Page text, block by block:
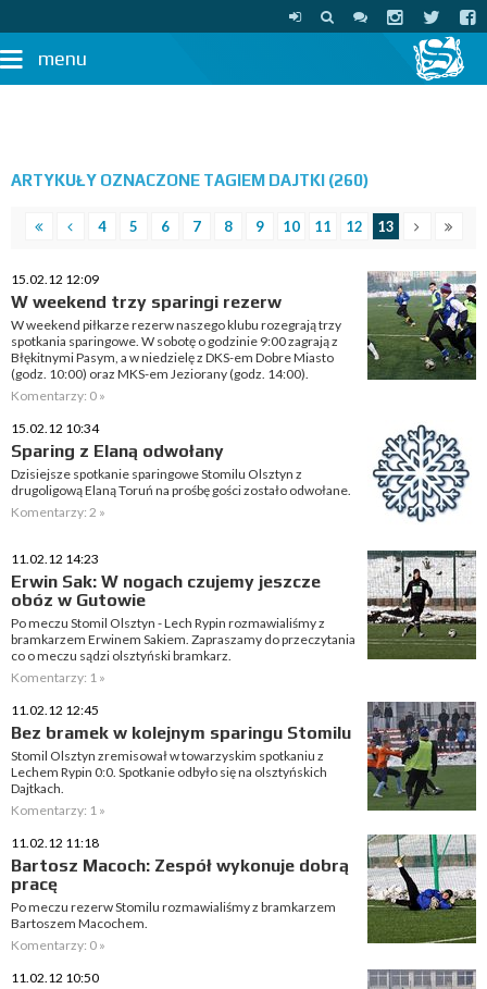
menu
ARTYKUŁY OZNACZONE TAGIEM DAJTKI (260)
4 5 6 7 8 9 10 11 12 13
15.02.12 12:09
W weekend trzy sparingi rezerw
W weekend piłkarze rezerw naszego klubu rozegrają trzy
spotkania sparingowe. W sobotę o godzinie 9:00 zagrają z
Błękitnymi Pasym, a w niedzielę z DKS-em Dobre Miasto
(godz. 10:00) oraz MKS-em Jeziorany (godz. 14:00).
Komentarzy: 0 »
15.02.12 10:34
Sparing z Elaną odwołany
Dzisiejsze spotkanie sparingowe Stomilu Olsztyn z
drugoligową Elaną Toruń na prośbę gości zostało odwołane.
Komentarzy: 2 »
11.02.12 14:23
Erwin Sak: W nogach czujemy jeszcze
obóz w Gutowie
Po meczu Stomil Olsztyn - Lech Rypin rozmawialiśmy z
bramkarzem Erwinem Sakiem. Zapraszamy do przeczytania
co o meczu sądzi olsztyński bramkarz.
Komentarzy: 1 »
11.02.12 12:45
Bez bramek w kolejnym sparingu Stomilu
Stomil Olsztyn zremisował w towarzyskim spotkaniu z
Lechem Rypin 0:0. Spotkanie odbyło się na olsztyńskich
Dajtkach.
Komentarzy: 1 »
11.02.12 11:18
Bartosz Macoch: Zespół wykonuje dobrą
pracę
Po meczu rezerw Stomilu rozmawialiśmy z bramkarzem
Bartoszem Macochem.
Komentarzy: 0 »
11.02.12 10:50